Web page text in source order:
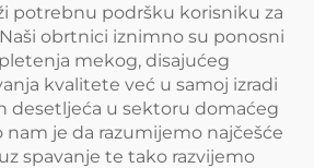
potrebnu podršku korisniku za
obrtnici iznimno su ponosni
mekog, disajućeg
kvalitete već u samoj izradi
desetljeća u sektoru domaćeg
je da razumijemo najčešće
spavanje te tako razvijemo